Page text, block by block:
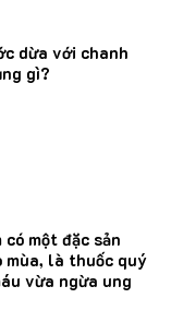
dừa với chanh
gì?
có một đặc sản
mùa, là thuốc quý
vừa ngừa ung